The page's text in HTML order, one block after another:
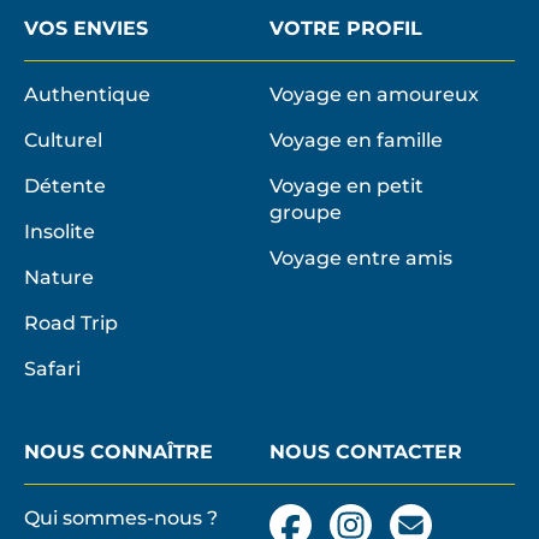
VOS ENVIES
Authentique
Culturel
Détente
Insolite
Nature
Road Trip
Safari
VOTRE PROFIL
Voyage en amoureux
Voyage en famille
Voyage en petit
groupe
Voyage entre amis
NOUS CONNAÎTRE
Qui sommes-nous ?
NOUS CONTACTER
FacebookInstagram
Nous